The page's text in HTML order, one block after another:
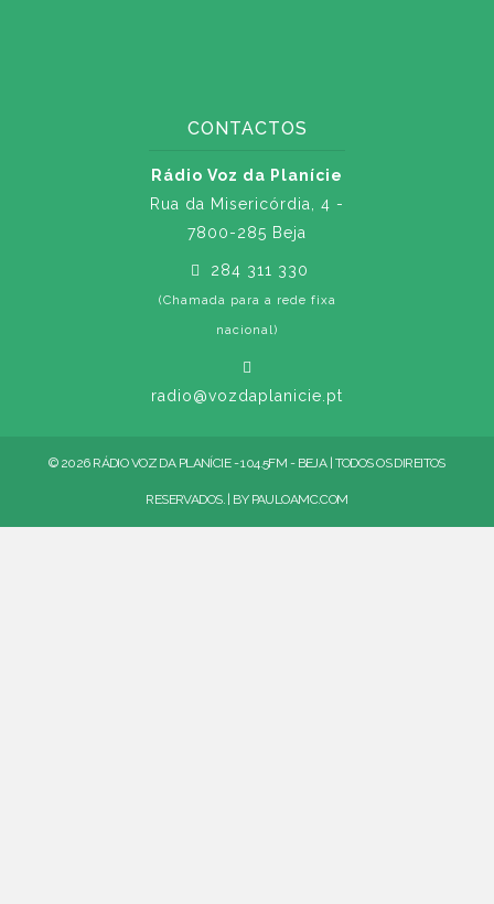
CONTACTOS
Rádio Voz da Planície
Rua da Misericórdia, 4 -
7800-285 Beja
284 311 330
(Chamada para a rede fixa
nacional)
radio@vozdaplanicie.pt
© 2026 RÁDIO VOZ DA PLANÍCIE - 104.5FM - BEJA | TODOS OS DIREITOS
RESERVADOS. | BY PAULOAMC.COM